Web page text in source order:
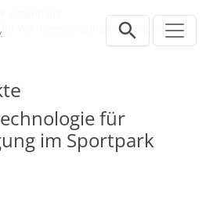
Wärmeversorgung im Sportpark
für
im Sportpark